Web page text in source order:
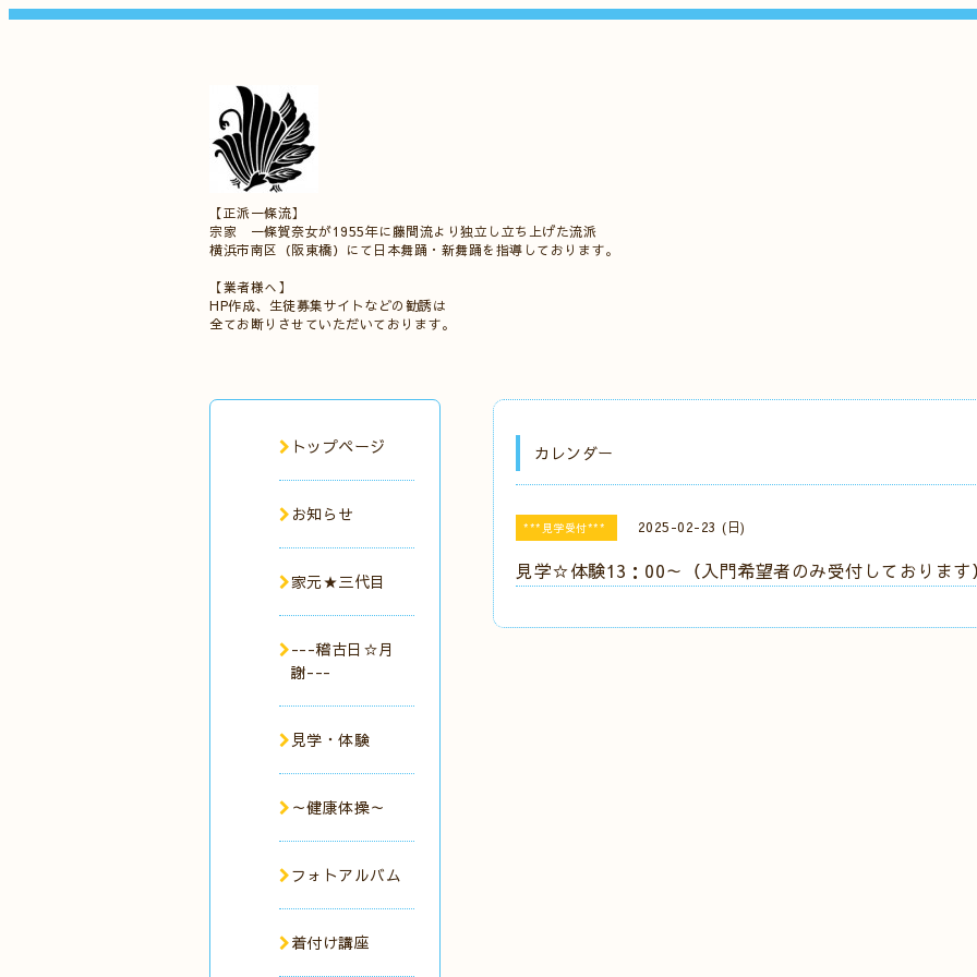
【正派一條流】
宗家 一條賀奈女が1955年に藤間流より独立し立ち上げた流派
横浜市南区（阪東橋）にて日本舞踊・新舞踊を指導しております。
【業者様へ】
HP作成、生徒募集サイトなどの勧誘は
全てお断りさせていただいております。
カレンダー
***見学受付*** 2025-02-23 (日)
見学☆体験13：00～（入門希望者のみ受付しております
トップページ
お知らせ
家元★三代目
---稽古日☆月
謝---
見学・体験
～健康体操～
フォトアルバム
着付け講座